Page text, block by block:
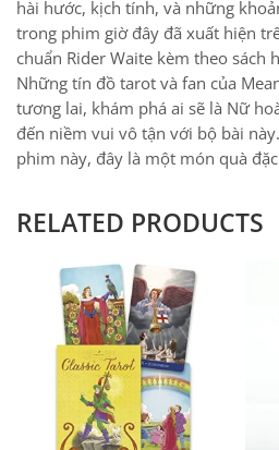
hài hước, kịch tính, và những
trong phim giờ đây đã xuất hiện
chuẩn Rider Waite kèm theo sách
Những tín đồ tarot và fan của
tương lai, khám phá ai sẽ là Nữ
đến niềm vui vô tận với bộ bài
phim này, đây là một món quà
RELATED PRODUCTS